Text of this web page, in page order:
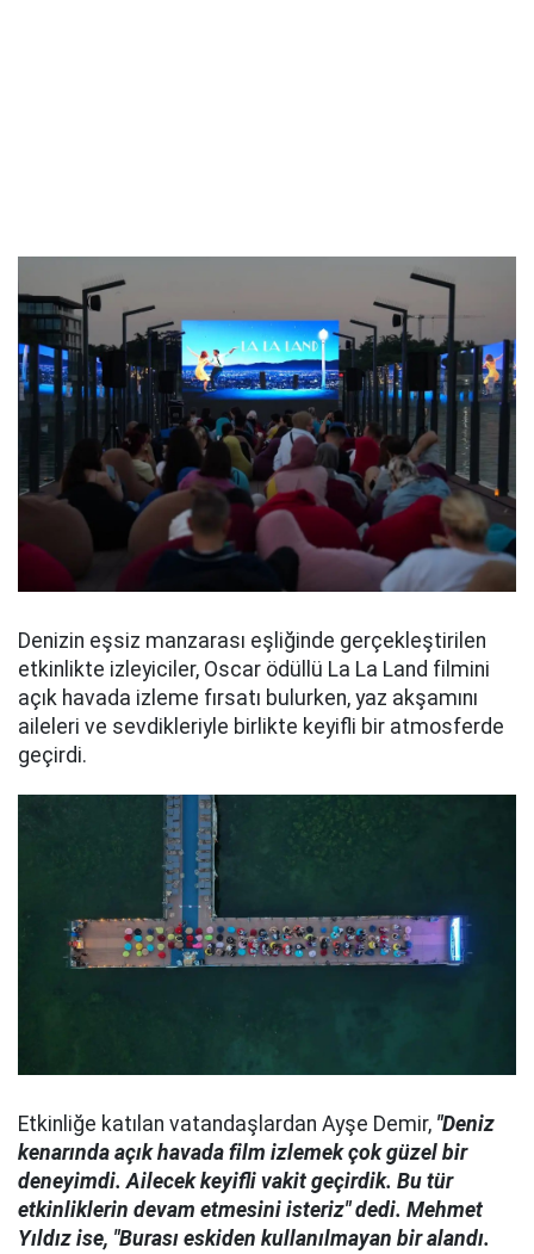
Denizin eşsiz manzarası eşliğinde gerçekleştirilen
etkinlikte izleyiciler, Oscar ödüllü La La Land filmini
açık havada izleme fırsatı bulurken, yaz akşamını
aileleri ve sevdikleriyle birlikte keyifli bir atmosferde
geçirdi.
Etkinliğe katılan vatandaşlardan Ayşe Demir, "Deniz
kenarında açık havada film izlemek çok güzel bir
deneyimdi. Ailecek keyifli vakit geçirdik. Bu tür
etkinliklerin devam etmesini isteriz" dedi. Mehmet
Yıldız ise, "Burası eskiden kullanılmayan bir alandı.